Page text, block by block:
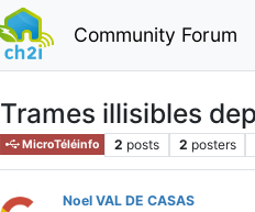
Community Forum
Trames illisibles
MicroTéléinfo 2 posts 2 posters
Noel VAL DE CASAS